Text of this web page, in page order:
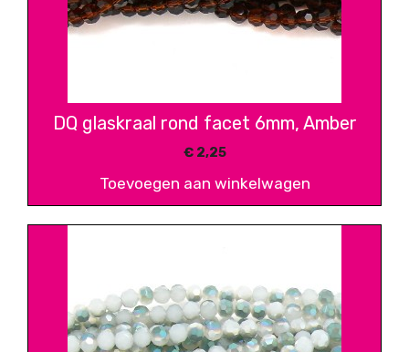
DQ glaskraal rond facet 6mm, Amber
€2,25
Toevoegen aan winkelwagen